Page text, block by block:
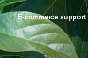
E-commerce support